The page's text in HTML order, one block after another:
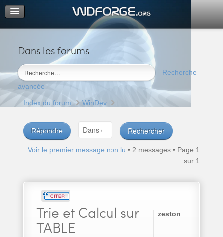
Dans les forums
Recherche
avancée
Portail
Index du forum
M’enregistrer
Connexion
Index du forum WinDev
Répondre
Voir le premier message non lu • 2 messages • Page 1
sur 1
Trie et Calcul sur
TABLE
zeston